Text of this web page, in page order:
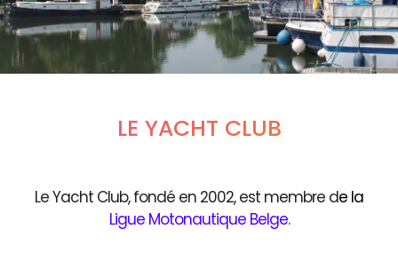
LE YACHT CLUB
Le Yacht Club, fondé en 2002, est membre de la
Ligue Motonautique Belge.